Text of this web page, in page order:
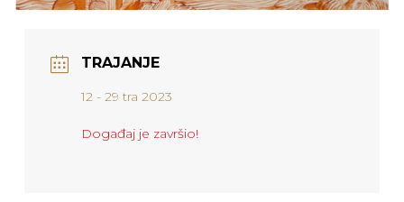
TRAJANJE
12 - 29 tra 2023
Događaj je završio!